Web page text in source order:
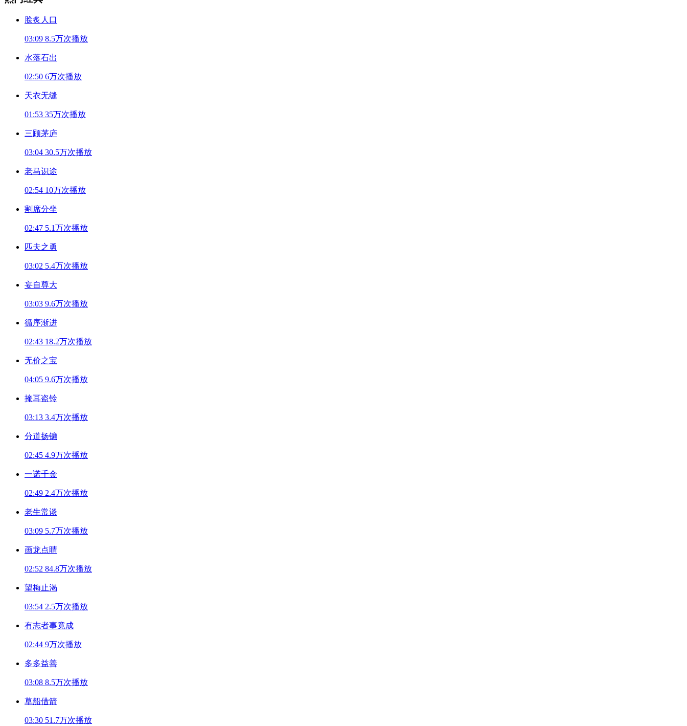
脍炙人口
03:09 8.5万次播放
水落石出
02:50 6万次播放
天衣无缝
01:53 35万次播放
三顾茅庐
03:04 30.5万次播放
老马识途
02:54 10万次播放
割席分坐
02:47 5.1万次播放
匹夫之勇
03:02 5.4万次播放
妄自尊大
03:03 9.6万次播放
循序渐进
02:43 18.2万次播放
无价之宝
04:05 9.6万次播放
掩耳盗铃
03:13 3.4万次播放
分道扬镳
02:45 4.9万次播放
一诺千金
02:49 2.4万次播放
老生常谈
03:09 5.7万次播放
画龙点睛
02:52 84.8万次播放
望梅止渴
03:54 2.5万次播放
有志者事竟成
02:44 9万次播放
多多益善
03:08 8.5万次播放
草船借箭
03:30 51.7万次播放